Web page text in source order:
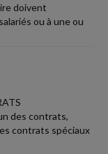
doivent
ou à une ou
des contrats,
contrats spéciaux